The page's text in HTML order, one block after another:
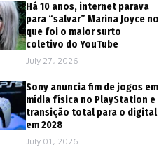
Há 10 anos, internet parava
para “salvar” Marina Joyce no
que foi o maior surto
coletivo do YouTube
July 27, 2026
Sony anuncia fim de jogos em
mídia física no PlayStation e
transição total para o digital
em 2028
July 01, 2026